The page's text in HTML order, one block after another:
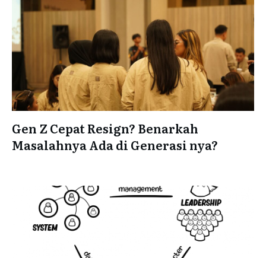
Gen Z Cepat Resign? Benarkah
Masalahnya Ada di Generasi nya?